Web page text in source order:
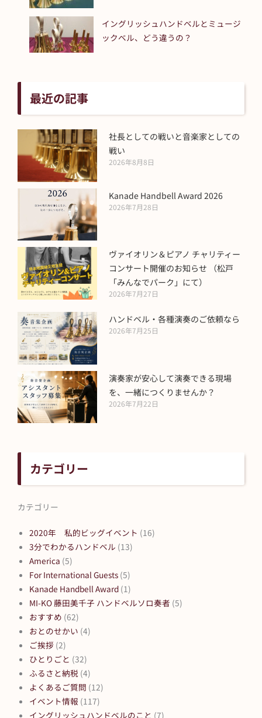
イングリッシュハンドベルとミュージ
ックベル、どう違うの？
最近の記事
社長としての戦いと音楽家としての
戦い
2026年8月8日
Kanade Handbell Award 2026
2026年7月28日
ヴァイオリン＆ピアノ チャリティー
コンサート開催のお知らせ （松戸
「みんなでパーク」にて）
2026年7月27日
ハンドベル・各種演奏のご依頼なら
2026年7月25日
演奏家が安心して演奏できる現場
を、一緒につくりませんか？
2026年7月22日
カテゴリー
カテゴリー
2020年 私的ビッグイベント (16)
3分でわかるハンドベル (13)
America (5)
For International Guests (5)
Kanade Handbell Award (1)
MI-KO 藤田美千子 ハンドベルソロ奏者 (5)
おすすめ (62)
おとのせかい (4)
ご挨拶 (2)
ひとりごと (32)
ふるさと納税 (4)
よくあるご質問 (12)
イベント情報 (117)
イングリッシュハンドベルのこと (7)